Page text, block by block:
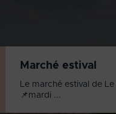
Marché estival
Le marché estival de
📌mardi ...